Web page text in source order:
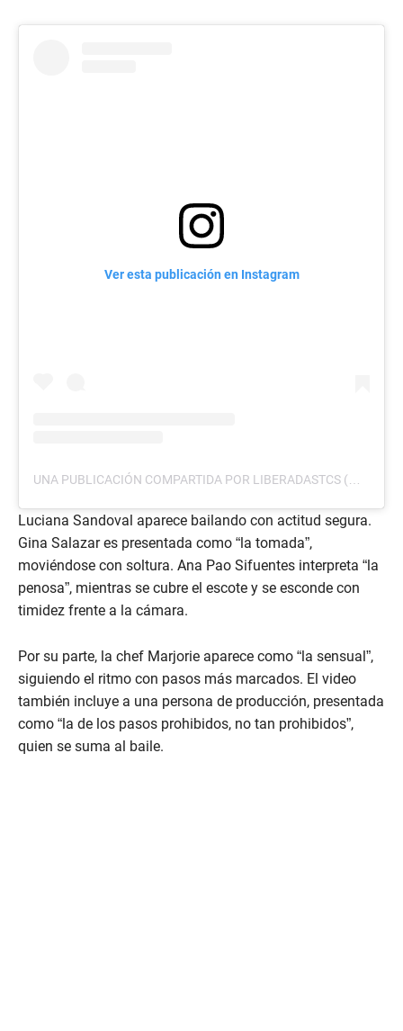
Ver esta publicación en Instagram
UNA PUBLICACIÓN COMPARTIDA POR LIBERADASTCS (@LIBERADASTCS)
Luciana Sandoval aparece bailando con actitud segura.
Gina Salazar es presentada como “la tomada”,
moviéndose con soltura. Ana Pao Sifuentes interpreta “la
penosa”, mientras se cubre el escote y se esconde con
timidez frente a la cámara.
Por su parte, la chef Marjorie aparece como “la sensual”,
siguiendo el ritmo con pasos más marcados. El video
también incluye a una persona de producción, presentada
como “la de los pasos prohibidos, no tan prohibidos”,
quien se suma al baile.